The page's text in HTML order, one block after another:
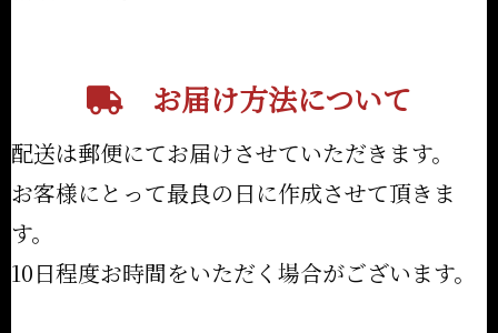
お届け方法について
配送は郵便にてお届けさせていただきます。
お客様にとって最良の日に作成させて頂きま
す。
10日程度お時間をいただく場合がございます。